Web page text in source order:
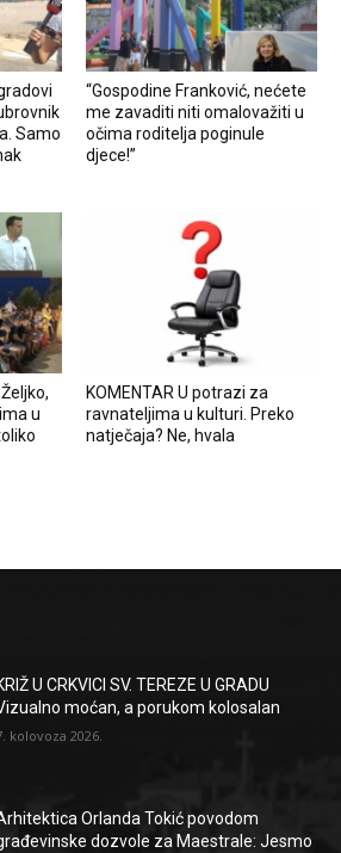
Samo
“Gospodine Franković, nećete
me zavaditi niti omalovažiti u
očima roditelja poginule
djece!”
u
KOMENTAR U potrazi za
ravnateljima u kulturi. Preko
natječaja? Ne, hvala
U CRKVICI SV. TEREZE U GRADU
moćan, a porukom kolosalan
kolovoza 2026.
Orlanda Tokić povodom
dozvole za Maestrale: Jesmo